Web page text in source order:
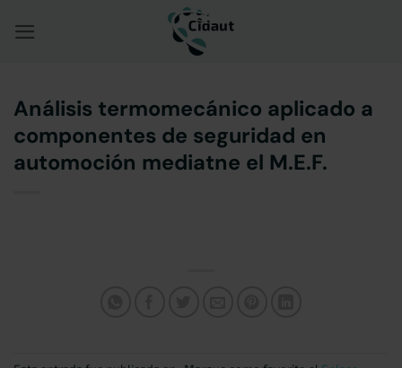
Análisis termomecánico aplicado a
componentes de seguridad en
automoción mediatne el M.E.F.